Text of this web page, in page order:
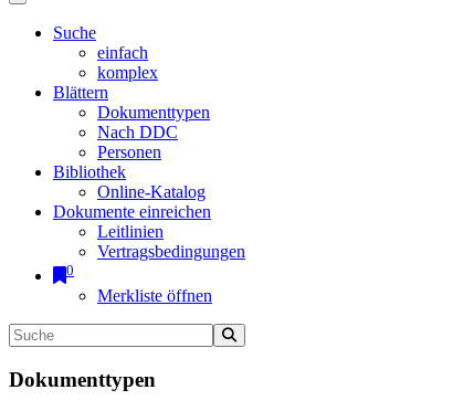
Suche
einfach
komplex
Blättern
Dokumenttypen
Nach DDC
Personen
Bibliothek
Online-Katalog
Dokumente einreichen
Leitlinien
Vertragsbedingungen
0
Merkliste öffnen
Dokumenttypen